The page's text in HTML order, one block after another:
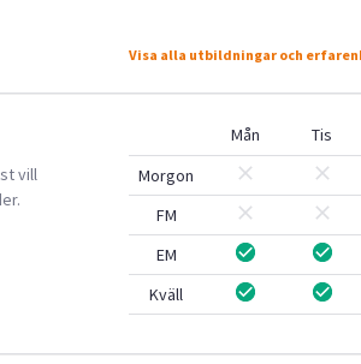
Visa alla utbildningar och
vill
Mån Tis
Morgon
FM
EM
Kväll